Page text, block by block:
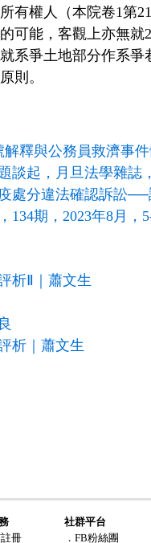
有權人（本院卷1第
可能，客觀上亦無就
系爭土地部分作系
則。
解釋與公務員救濟事
談起，月旦法學雜誌
處分違法確認訴訟
期，2023年8月，5-
析Ⅱ｜蕭文生
析｜蕭文生
註冊
社群平台
．FB粉絲團